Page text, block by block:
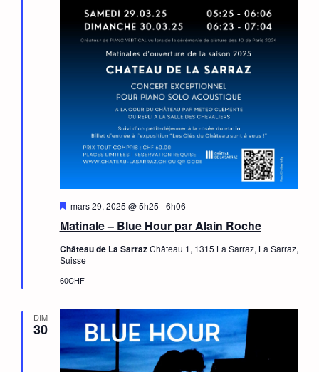
Matinale – Blue Hour par Alain Roche
Mis
avant
mars 29, 2025 @ 5h25 -6h06
Château de La SarrazChâteau 1, 1315 La Sarraz, La Sarraz,
Suisse
60CHF
DIM
30